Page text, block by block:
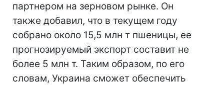
партнером на зерновом рынке. Он
также добавил, что в текущем году
собрано около 15,5 млн т пшеницы, ее
прогнозируемый экспорт составит не
более 5 млн т. Таким образом, по его
словам, Украина сможет обеспечить